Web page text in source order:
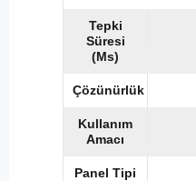
Tepki
Süresi
(Ms)
Çözünürlük
Kullanım
Amacı
Panel Tipi